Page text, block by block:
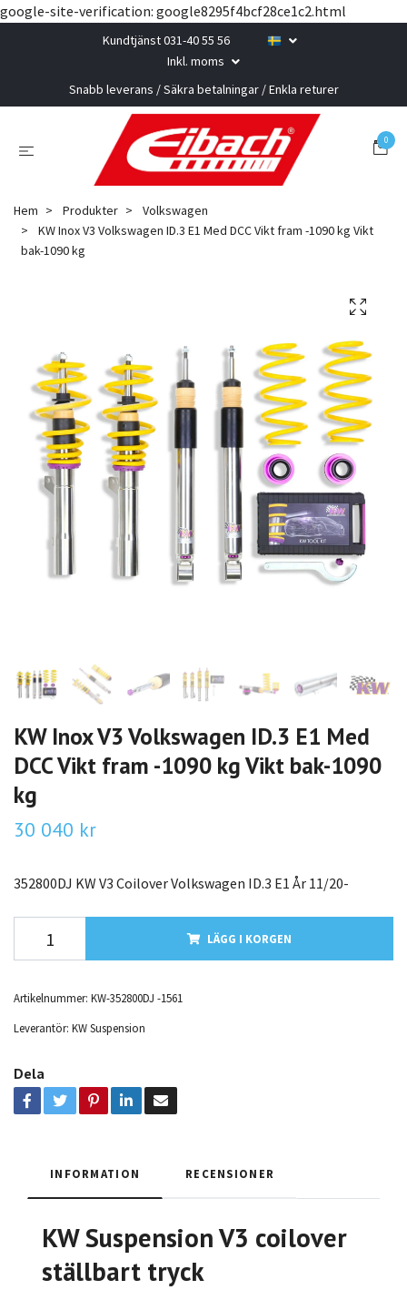
google-site-verification: google8295f4bcf28ce1c2.html
Kundtjänst 031-40 55 56
Inkl. moms
Snabb leverans / Säkra betalningar / Enkla returer
0
Hem Produkter
Volkswagen
KW Inox V3 Volkswagen ID.3 E1 Med DCC Vikt fram -1090 kg Vikt
bak-1090 kg
KW Inox V3 Volkswagen ID.3 E1 Med
DCC Vikt fram -1090 kg Vikt bak-1090
kg
30 040 kr
352800DJ KW V3 Coilover Volkswagen ID.3 E1 År 11/20-
LÄGG I KORGEN
Artikelnummer: KW-352800DJ -1561
Leverantör: KW Suspension
Dela
INFORMATION RECENSIONER
KW Suspension V3 coilover
ställbart tryck